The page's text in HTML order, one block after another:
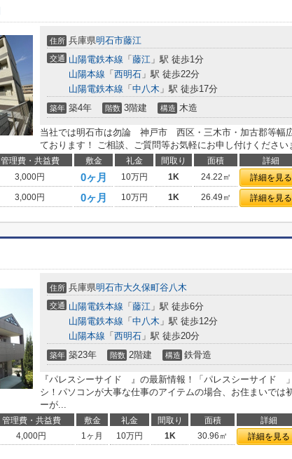
住所 兵庫県明石市藤江
交通 山陽電鉄本線 「 藤江 」駅 徒歩1分
山陽本線 「 西明石 」駅 徒歩22分
山陽電鉄本線 「 中八木 」駅 徒歩17分
築年 築4年 階数 3階建 構造 木造
当社では明石市は勿論 神戸市 西区・三木市・加古郡等幅
ております！ ご相談、ご質問等お気軽にお申し付けください
管理費・共益費 敷金 礼金 間取り 面積 詳細
3,000円 0ヶ月 10万円 1K 24.22㎡ 詳細を見る
3,000円 0ヶ月 10万円 1K 26.49㎡ 詳細を見る
住所 兵庫県明石市大久保町谷八木
交通 山陽電鉄本線 「 藤江 」駅 徒歩6分
山陽電鉄本線 「 中八木 」駅 徒歩12分
山陽本線 「 西明石 」駅 徒歩20分
築年 築23年 階数 2階建 構造 鉄骨造
『パレスシーサイド 』の最新情報！「パレスシーサイド
シ！パソコンが大事な仕事のアイテムの場合、お住まいでは
ーが...
管理費・共益費 敷金 礼金 間取り 面積 詳細
4,000円 1ヶ月 10万円 1K 30.96㎡ 詳細を見る